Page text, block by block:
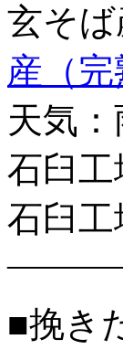
玄そば
産（完
天気：
石臼
石臼工
■挽き